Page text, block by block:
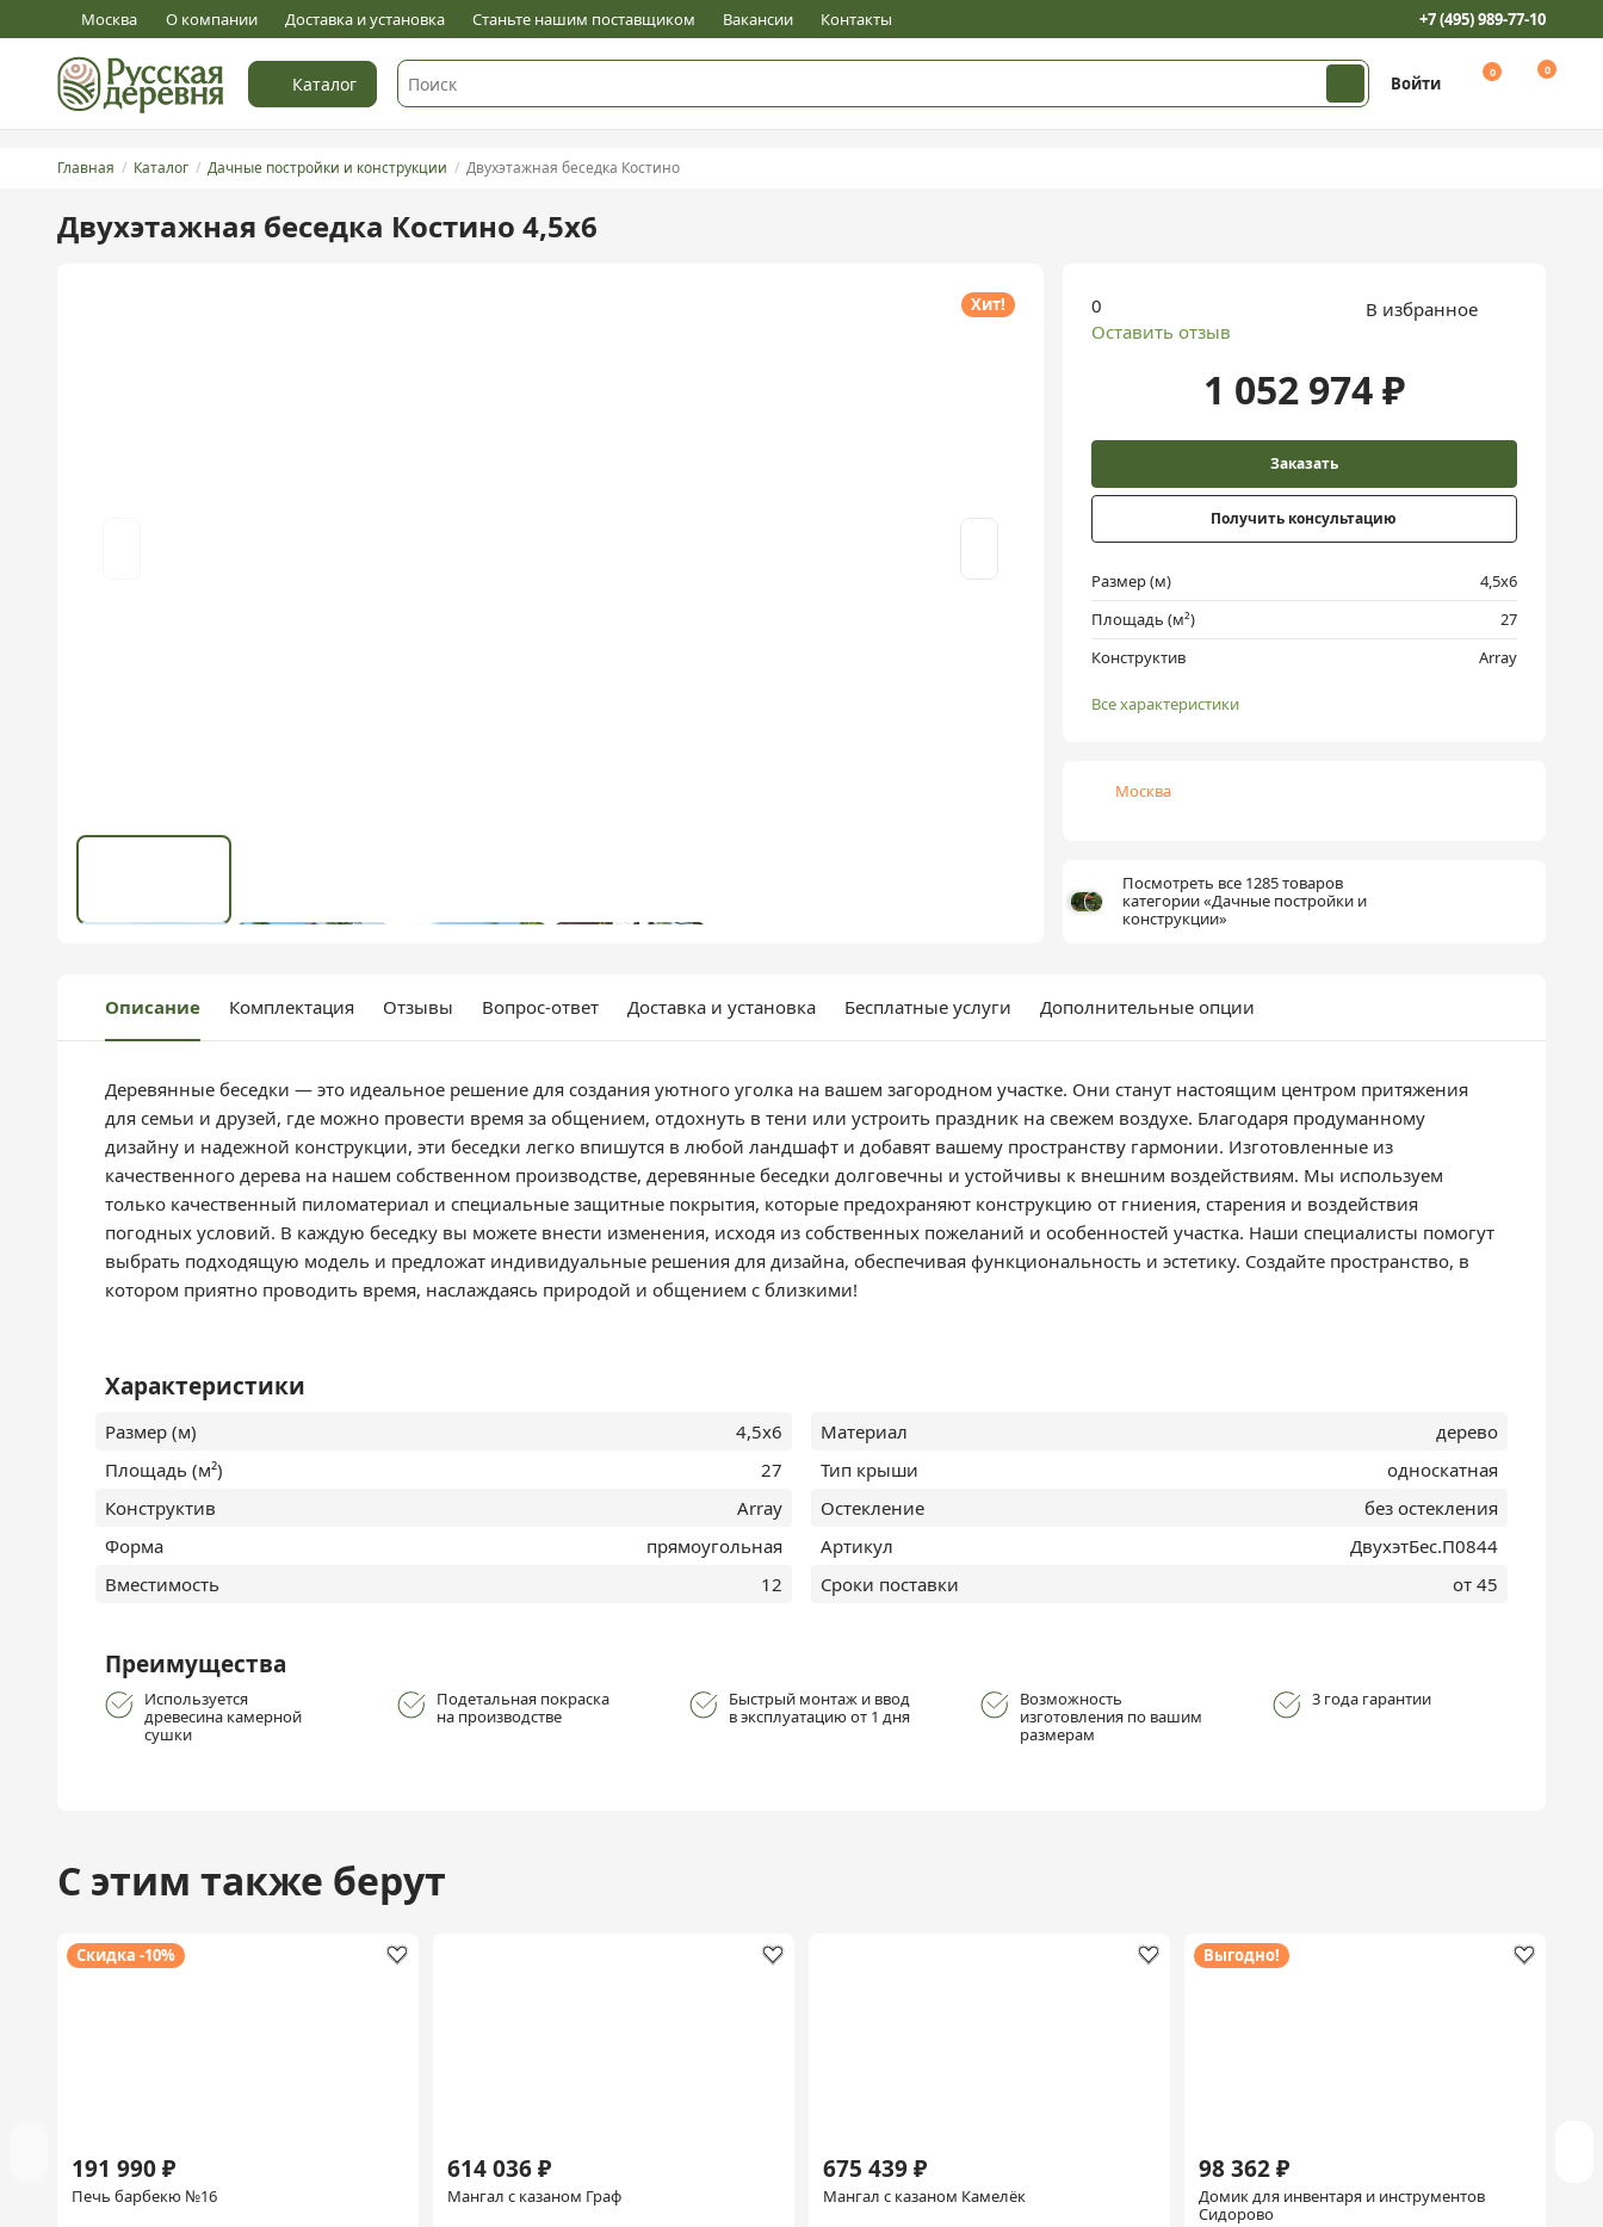
Москва О компании Доставка и установка Станьте нашим поставщиком Вакансии Контакты +7 (495) 989-77-10
Каталог Войти
0 0
Главная Каталог Дачные постройки и конструкции Двухэтажная беседка Костино
Двухэтажная беседка Костино 4,5х6
Оставить отзыв
Хит!
0
Оставить отзыв
В избранное
1 052 974 ₽
Заказать
Получить консультацию
Размер (м)
4,5х6
Площадь (м²)
27
Конструктив
Array
Все характеристики
Москва
Посмотреть все 1285 товаров
категории «Дачные постройки и
конструкции»
Описание Комплектация Отзывы Вопрос-ответ Доставка и установка Бесплатные услуги Дополнительные опции
Деревянные беседки — это идеальное решение для создания уютного уголка на вашем загородном участке. Они станут настоящим центром притяжения
для семьи и друзей, где можно провести время за общением, отдохнуть в тени или устроить праздник на свежем воздухе. Благодаря продуманному
дизайну и надежной конструкции, эти беседки легко впишутся в любой ландшафт и добавят вашему пространству гармонии. Изготовленные из
качественного дерева на нашем собственном производстве, деревянные беседки долговечны и устойчивы к внешним воздействиям. Мы используем
только качественный пиломатериал и специальные защитные покрытия, которые предохраняют конструкцию от гниения, старения и воздействия
погодных условий. В каждую беседку вы можете внести изменения, исходя из собственных пожеланий и особенностей участка. Наши специалисты помогут
выбрать подходящую модель и предложат индивидуальные решения для дизайна, обеспечивая функциональность и эстетику. Создайте пространство, в
котором приятно проводить время, наслаждаясь природой и общением с близкими!
Характеристики
Размер (м)
4,5х6
Площадь (м²)
27
Конструктив
Array
Форма
прямоугольная
Вместимость
12
Материал
дерево
Тип крыши
односкатная
Остекление
без остекления
Артикул
ДвухэтБес.П0844
Сроки поставки
от 45
Преимущества
Используется
древесина камерной
сушки
Подетальная покраска
на производстве
Быстрый монтаж и ввод
в эксплуатацию от 1 дня
Возможность
изготовления по вашим
размерам
3 года гарантии
С этим также берут
Скидка -10%
191 990 ₽
Печь барбекю №16
614 036 ₽
Мангал с казаном Граф
675 439 ₽
Мангал с казаном Камелёк
Выгодно!
98 362 ₽
Домик для инвентаря и инструментов
Сидорово